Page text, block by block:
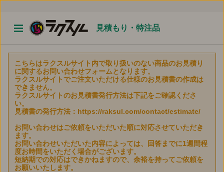
見積もり・特注品
こちらはラクスルサイト内で取り扱いのない商品のお見積り
に関するお問い合わせフォームとなります。
ラクスルサイトでご注文いただける仕様のお見積書の作成は
できません。
ラクスルサイトのお見積書発行方法は下記をご確認くださ
い。
見積書の発行方法：https://raksul.com/contact/estimate/
お問い合わせはご依頼をいただいた順に対応させていただき
ます。
お問い合わせいただいた内容によっては、回答までに1週間程
度お時間をいただく場合がございます。
短納期での対応はできかねますので、余裕を持ってご依頼を
お願いいたします。